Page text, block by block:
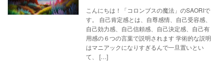
こんにちは！「コロンブスの魔法」のSAORIで
す。 自己肯定感とは、自尊感情、自己受容感、
自己効力感、自己信頼感、自己決定感、自己有
用感の６つの言葉で説明されます 学術的な説明
はマニアックになりすぎるんで一旦置いとい
て、 […]